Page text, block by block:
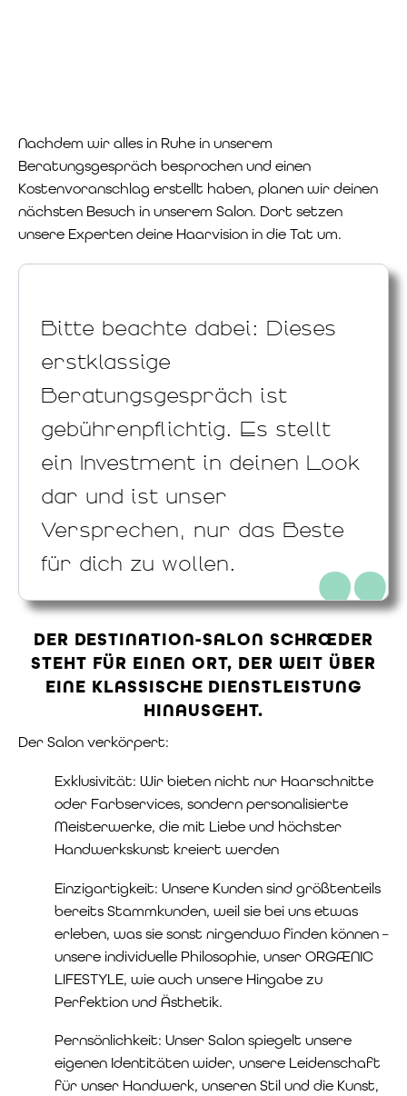
Nachdem wir alles in Ruhe in unserem
Beratungsgespräch besprochen und einen
Kostenvoranschlag erstellt haben, planen wir deinen
nächsten Besuch in unserem Salon. Dort setzen
unsere Experten deine Haarvision in die Tat um.
Bitte beachte dabei: Dieses
erstklassige
Beratungsgespräch ist
gebührenpflichtig. Es stellt
ein Investment in deinen Look
dar und ist unser
Versprechen, nur das Beste
für dich zu wollen.
DER DESTINATION-SALON SCHRŒDER
STEHT FÜR EINEN ORT, DER WEIT ÜBER
EINE KLASSISCHE DIENSTLEISTUNG
HINAUSGEHT.
Der Salon verkörpert:
Exklusivität: Wir bieten nicht nur Haarschnitte
oder Farbservices, sondern personalisierte
Meisterwerke, die mit Liebe und höchster
Handwerkskunst kreiert werden
Einzigartigkeit: Unsere Kunden sind größtenteils
bereits Stammkunden, weil sie bei uns etwas
erleben, was sie sonst nirgendwo finden können –
unsere individuelle Philosophie, unser ORGÆNIC
LIFESTYLE, wie auch unsere Hingabe zu
Perfektion und Ästhetik.
Pernsönlichkeit: Unser Salon spiegelt unsere
eigenen Identitäten wider, unsere Leidenschaft
für unser Handwerk, unseren Stil und die Kunst,